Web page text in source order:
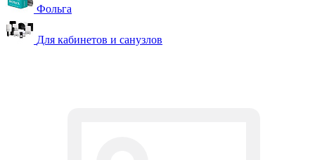
Фольга
Для кабинетов и санузлов